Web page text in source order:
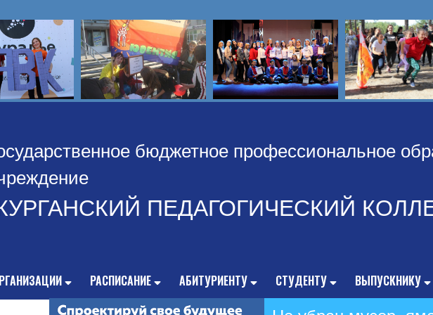
бюджетное профессиональное
ПЕДАГОГИЧЕСКИЙ
РАСПИСАНИЕ АБИТУРИЕНТУ СТУДЕНТУ ВЫПУСКНИКУ